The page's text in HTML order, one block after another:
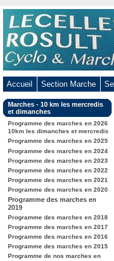
Aller
au
contenu
-
Aller
menu
principal
-
Aller
la
recherche
Accueil Section Marche
Dans
la
rubrique
:
Marches - 10 km les mercredis
et dimanches
Programme des marches en 2026
10km les dimanches et mercredis
Programme des marches en 2025
Programme des marches en 2024
Programme des marches en 2023
Programme des marches en 2022
Programme des marches en 2021
Programme des marches en 2020
Programme des marches en
2019
Programme des marches en 2018
Programme des marches en 2017
Programme des marches en 2016
Programme des marches en 2015
Programme de nos marches en